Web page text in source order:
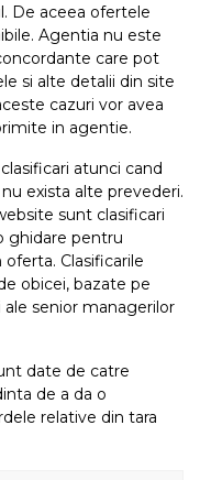
De aceea ofertele
Agentia nu este
care pot
si alte detalii din site
cazuri vor avea
in agentie.
atunci cand
exista alte prevederi.
sunt clasificari
ghidare pentru
Clasificarile
obicei, bazate pe
senior managerilor
date de catre
de a da o
relative din tara